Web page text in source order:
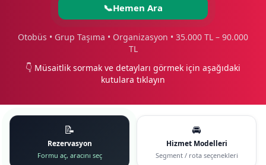
📞Hemen Ara
Otobüs • Grup Taşıma • Organizasyon • 35.000 TL – 90.000
TL
👇 Müsaitlik sormak ve detayları görmek için aşağıdaki
kutulara tıklayın
📝
Rezervasyon
Formu aç, aracını seç
🚘
Hizmet Modelleri
Segment / rota seçenekleri